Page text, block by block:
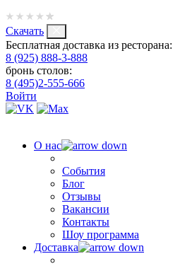
Скачать
Бесплатная доставка из ресторана:
8 (925) 888-3-888
бронь столов:
8 (495)2-555-666
Войти
О нас
События
Блог
Отзывы
Вакансии
Контакты
Шоу программа
Доставка